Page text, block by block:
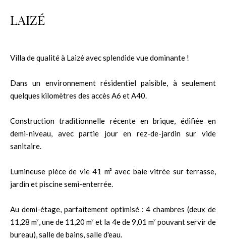
LAIZÉ
Villa de qualité à Laizé avec splendide vue dominante !
Dans un environnement résidentiel paisible, à seulement
quelques kilomètres des accès A6 et A40.
Construction traditionnelle récente en brique, édifiée en
demi-niveau, avec partie jour en rez-de-jardin sur vide
sanitaire.
Lumineuse pièce de vie 41 m² avec baie vitrée sur terrasse,
jardin et piscine semi-enterrée.
Au demi-étage, parfaitement optimisé : 4 chambres (deux de
11,28 m², une de 11,20 m² et la 4e de 9,01 m² pouvant servir de
bureau), salle de bains, salle d'eau.